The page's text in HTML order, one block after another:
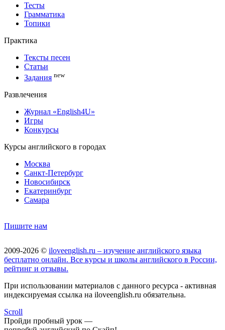
Тесты
Грамматика
Топики
Практика
Тексты песен
Статьи
Задания new
Развлечения
Журнал «English4U»
Игры
Конкурсы
Курсы английского в городах
Москва
Санкт-Петербург
Новосибирск
Екатеринбург
Самара
Пишите нам
2009-2026 © iloveenglish.ru – изучение английского языка
бесплатно онлайн. Все курсы и школы английского в России,
рейтинг и отзывы.
При использовании материалов с данного ресурса - активная
индексируемая ссылка на iloveenglish.ru обязательна.
Scroll
Пройди пробный урок —